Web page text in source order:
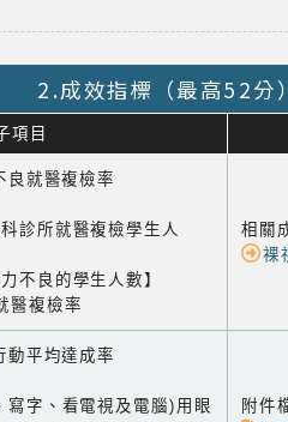
2.成效指標（最高52分
項目
就醫複檢率
診所就醫複檢學生人
不良的學生人數】
醫複檢率
相關
裸
平均達成率
字、看電視及電腦)用眼
附件